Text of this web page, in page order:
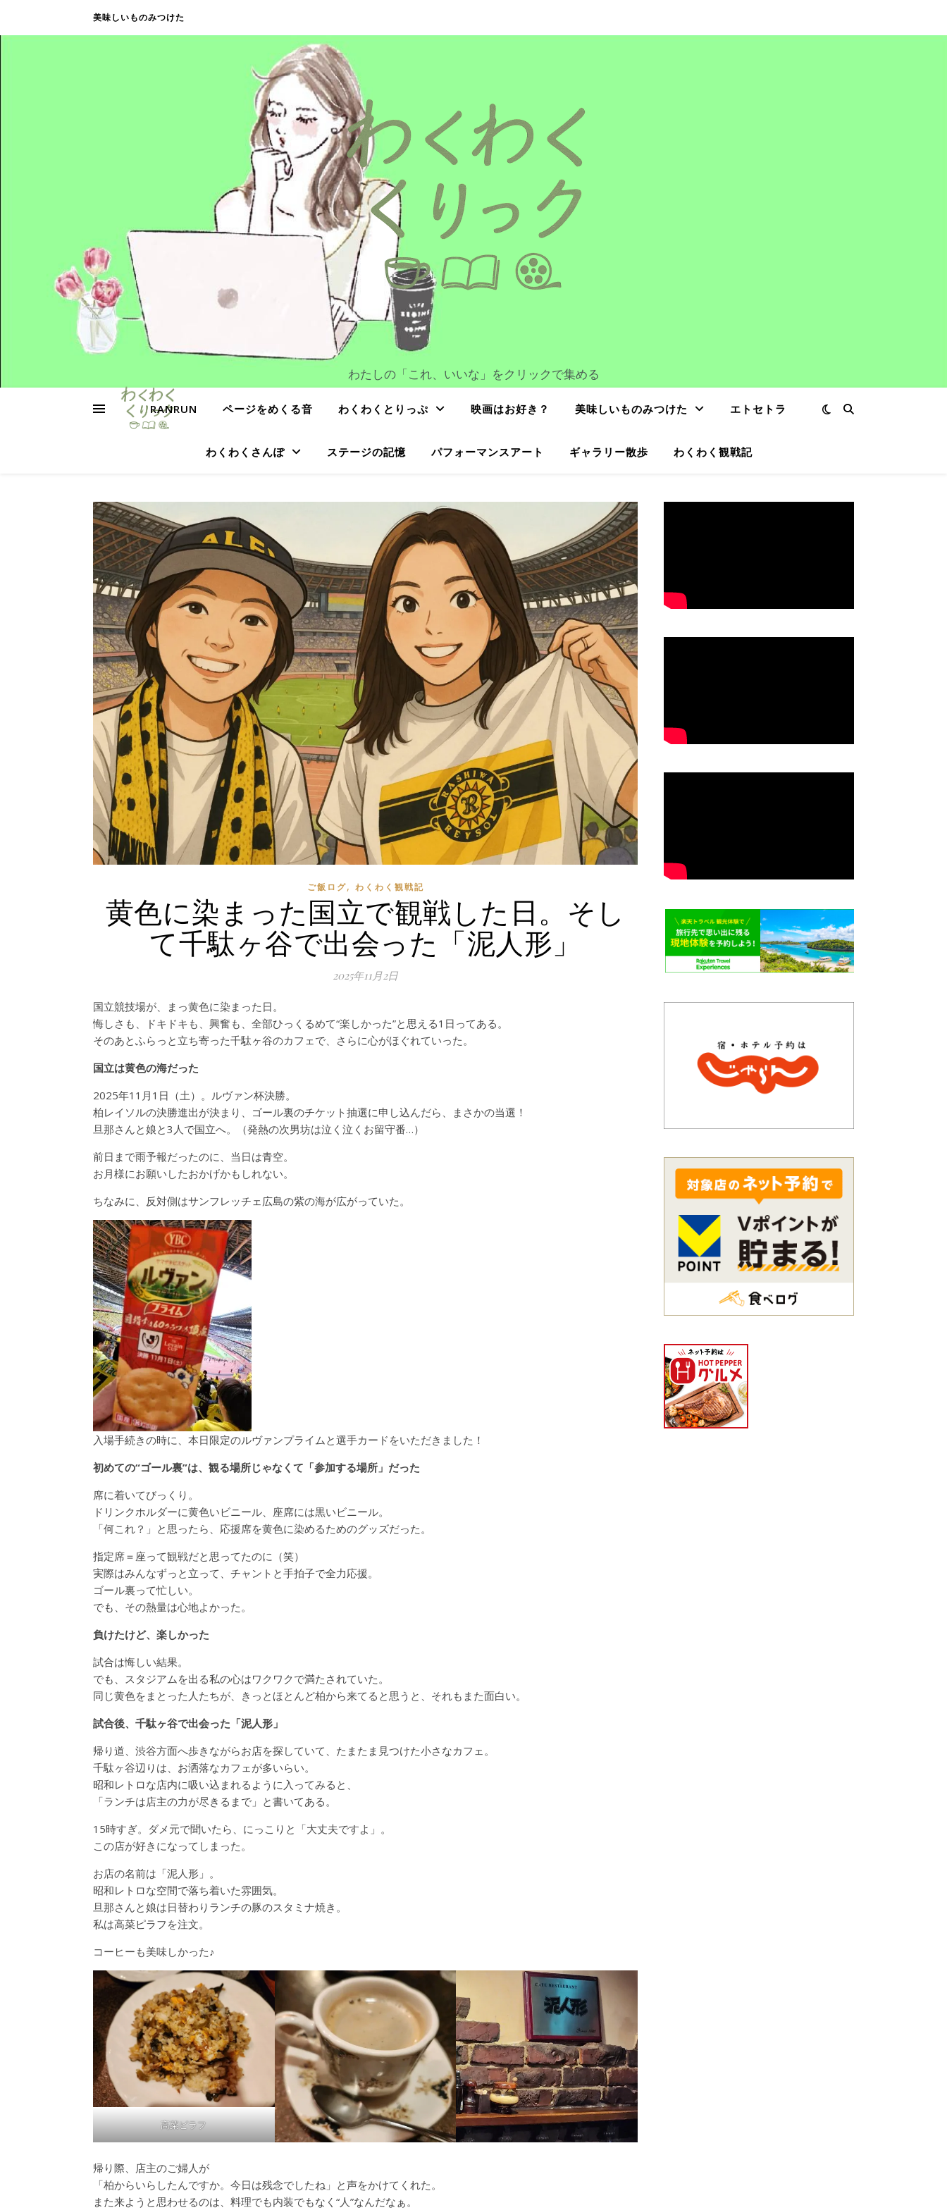
美味しいものみつけた
わたしの「これ、いいな」をクリックで集める
RANRUN ページをめくる音 わくわくとりっぷ 映画はお好き？ 美味しいものみつけた エトセトラ
わくわくさんぽ ステージの記憶 パフォーマンスアート ギャラリー散歩 わくわく観戦記
ご飯ログ, わくわく観戦記
黄色に染まった国立で観戦した日。そし
て千駄ヶ谷で出会った「泥人形」
2025年11月2日
国立競技場が、まっ黄色に染まった日。
悔しさも、ドキドキも、興奮も、全部ひっくるめて“楽しかった”と思える1日ってある。
そのあとふらっと立ち寄った千駄ヶ谷のカフェで、さらに心がほぐれていった。
国立は黄色の海だった
2025年11月1日（土）。ルヴァン杯決勝。
柏レイソルの決勝進出が決まり、ゴール裏のチケット抽選に申し込んだら、まさかの当選！
旦那さんと娘と3人で国立へ。（発熱の次男坊は泣く泣くお留守番…）
前日まで雨予報だったのに、当日は青空。
お月様にお願いしたおかげかもしれない。
ちなみに、反対側はサンフレッチェ広島の紫の海が広がっていた。
入場手続きの時に、本日限定のルヴァンプライムと選手カードをいただきました！
初めての“ゴール裏”は、観る場所じゃなくて「参加する場所」だった
席に着いてびっくり。
ドリンクホルダーに黄色いビニール、座席には黒いビニール。
「何これ？」と思ったら、応援席を黄色に染めるためのグッズだった。
指定席＝座って観戦だと思ってたのに（笑）
実際はみんなずっと立って、チャントと手拍子で全力応援。
ゴール裏って忙しい。
でも、その熱量は心地よかった。
負けたけど、楽しかった
試合は悔しい結果。
でも、スタジアムを出る私の心はワクワクで満たされていた。
同じ黄色をまとった人たちが、きっとほとんど柏から来てると思うと、それもまた面白い。
試合後、千駄ヶ谷で出会った「泥人形」
帰り道、渋谷方面へ歩きながらお店を探していて、たまたま見つけた小さなカフェ。
千駄ヶ谷辺りは、お洒落なカフェが多いらい。
昭和レトロな店内に吸い込まれるように入ってみると、
「ランチは店主の力が尽きるまで」と書いてある。
15時すぎ。ダメ元で聞いたら、にっこりと「大丈夫ですよ」。
この店が好きになってしまった。
お店の名前は「泥人形」。
昭和レトロな空間で落ち着いた雰囲気。
旦那さんと娘は日替わりランチの豚のスタミナ焼き。
私は高菜ピラフを注文。
コーヒーも美味しかった♪
高菜ピラフ
帰り際、店主のご婦人が
「柏からいらしたんですか。今日は残念でしたね」と声をかけてくれた。
また来ようと思わせるのは、料理でも内装でもなく“人”なんだなぁ。